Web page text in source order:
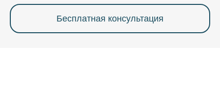
Бесплатная консультация